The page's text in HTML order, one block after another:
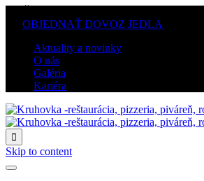
OBJEDNAŤ DOVOZ JEDLA
Aktuality a novinky
O nás
Galéria
Kariéra

Skip to content